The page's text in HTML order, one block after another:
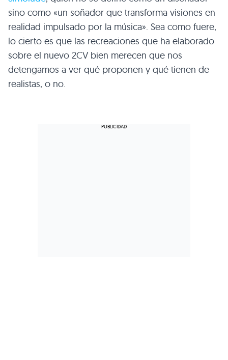
sino como «un soñador que transforma visiones en
realidad impulsado por la música». Sea como fuere,
lo cierto es que las recreaciones que ha elaborado
sobre el nuevo 2CV bien merecen que nos
detengamos a ver qué proponen y qué tienen de
realistas, o no.